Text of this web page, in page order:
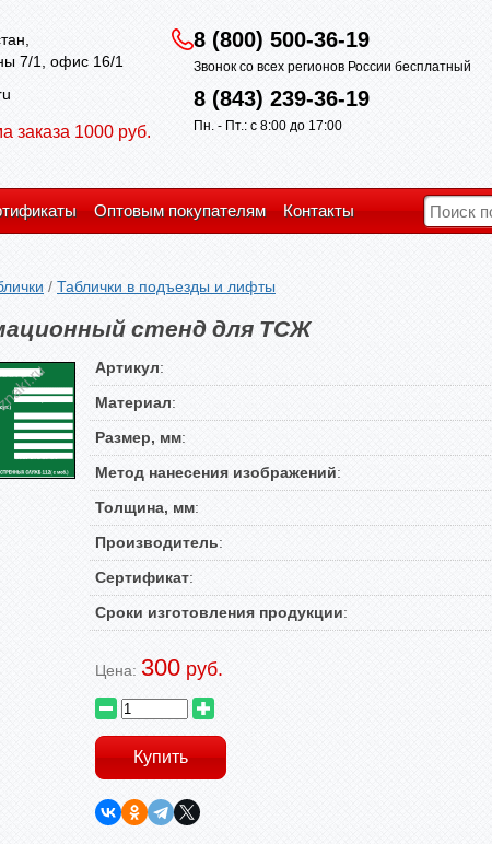
7/1, офис 16/1
заказа 1000 руб.
8 (800) 500-36-19
Звонок со всех регионов России бесплатный
8 (843) 239-36-19
Пн. - Пт.: с 8:00 до 17:00
Оптовым покупателям Контакты
/ Таблички в подъезды и лифты
стенд для ТСЖ
Артикул:
Материал:
Размер, мм:
Метод нанесения изображений:
Толщина, мм:
Производитель:
Сертификат:
Сроки изготовления продукции:
Цена: 300 руб.